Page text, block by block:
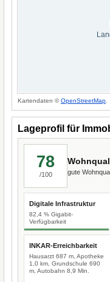
Kartendaten ©OpenStreetMap
Lageprofil für
78
/100 gute
Digitale Infrastruktur
82,4 % Gigabit-
Verfügbarkeit
INKAR-Erreichbarkeit
Hausarzt 687 m, Apotheke
1,0 km, Grundschule 690
m, Autobahn 8,9 Min.